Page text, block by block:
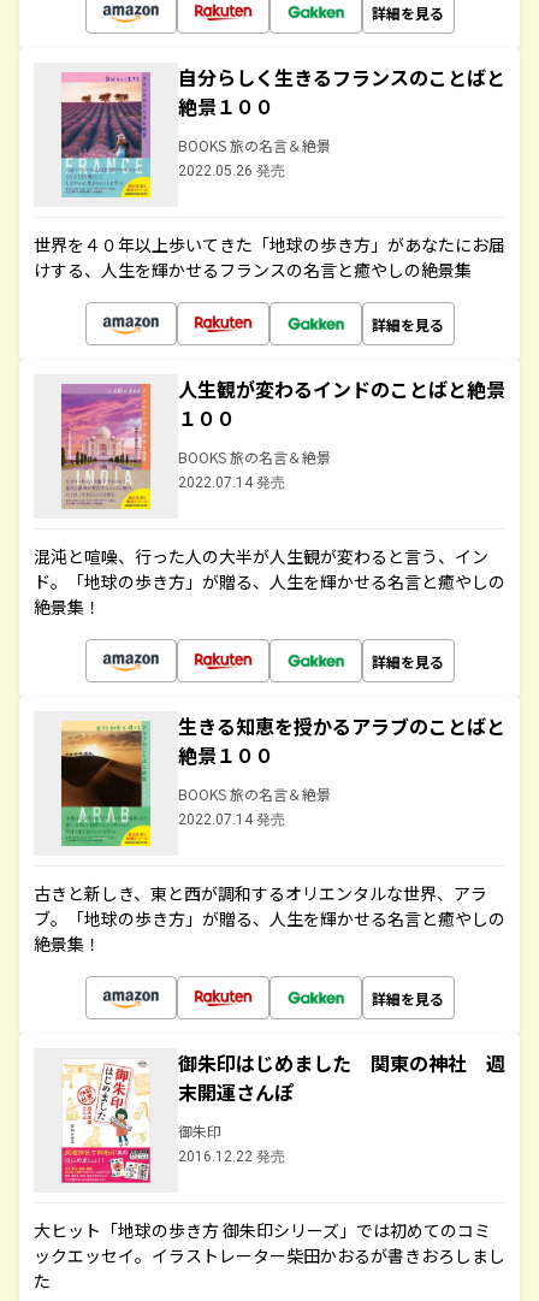
詳細を見る
自分らしく生きるフランスのことばと
絶景１００
BOOKS 旅の名言＆絶景
2022.05.26 発売
世界を４０年以上歩いてきた「地球の歩き方」があなたにお届
けする、人生を輝かせるフランスの名言と癒やしの絶景集
詳細を見る
人生観が変わるインドのことばと絶景
１００
BOOKS 旅の名言＆絶景
2022.07.14 発売
混沌と喧噪、行った人の大半が人生観が変わると言う、イン
ド。「地球の歩き方」が贈る、人生を輝かせる名言と癒やしの
絶景集！
詳細を見る
生きる知恵を授かるアラブのことばと
絶景１００
BOOKS 旅の名言＆絶景
2022.07.14 発売
古きと新しき、東と西が調和するオリエンタルな世界、アラ
ブ。「地球の歩き方」が贈る、人生を輝かせる名言と癒やしの
絶景集！
詳細を見る
御朱印はじめました 関東の神社 週
末開運さんぽ
御朱印
2016.12.22 発売
大ヒット「地球の歩き方 御朱印シリーズ」では初めてのコミ
ックエッセイ。イラストレーター柴田かおるが書きおろしまし
た